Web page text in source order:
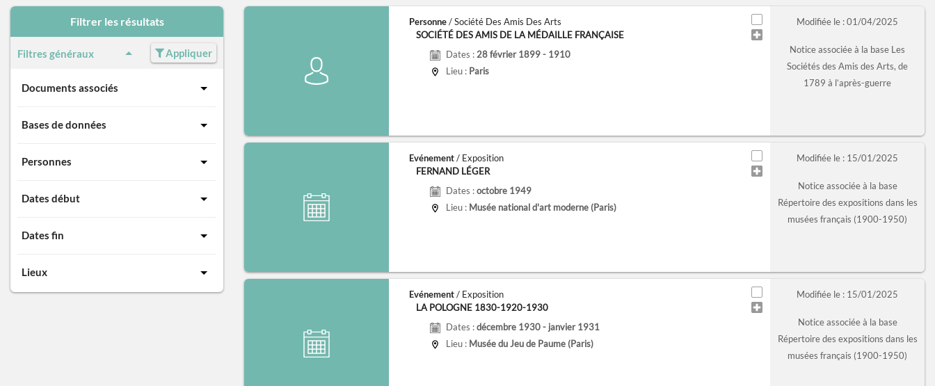
Filtrer les résultats
Filtres généraux Appliquer
Documents associés
Bases de données
Personnes
Dates début
Dates fin
Lieux
Personne/ Société Des Amis Des Arts
SOCIÉTÉ DES AMIS DE LA MÉDAILLE FRANÇAISE
Dates : 28 février 1899 - 1910
Lieu : Paris
Modifiée le : 01/04/2025
Notice associée à la base Les
Sociétés des Amis des Arts, de
1789 à l’après-guerre
Evénement/ Exposition
FERNAND LÉGER
Dates :octobre 1949
Lieu : Musée national d'art moderne (Paris)
Modifiée le : 15/01/2025
Notice associée à la base
Répertoire des expositions dans les
musées français (1900-1950)
Evénement/ Exposition
LA POLOGNE 1830-1920-1930
Dates :décembre 1930 - janvier 1931
Lieu : Musée du Jeu de Paume (Paris)
Modifiée le : 15/01/2025
Notice associée à la base
Répertoire des expositions dans les
musées français (1900-1950)